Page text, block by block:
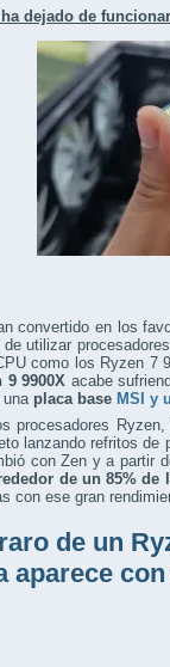
dejado de funcionar
convertido en los
utilizar
como los Ryzen
9 9900X acabe
una placa base MSI y
procesadores
lanzando refritos
con Zen y a partir
de un 85%
con ese gran
de un
aparece